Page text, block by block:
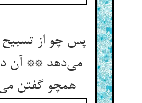
پس چو از
می‌دهد ** آن
همچو گفتن